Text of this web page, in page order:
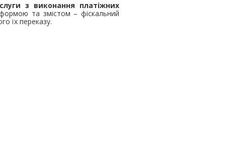
з виконання платіжних
та змістом – фіскальний
їх переказу.